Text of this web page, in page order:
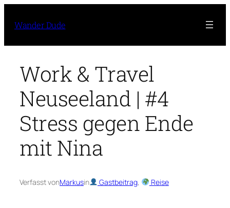
Inhalt
Wander Dude
Work & Travel
Neuseeland | #4
Stress gegen Ende
mit Nina
Verfasst vonMarkusin Gastbeitrag, Reise